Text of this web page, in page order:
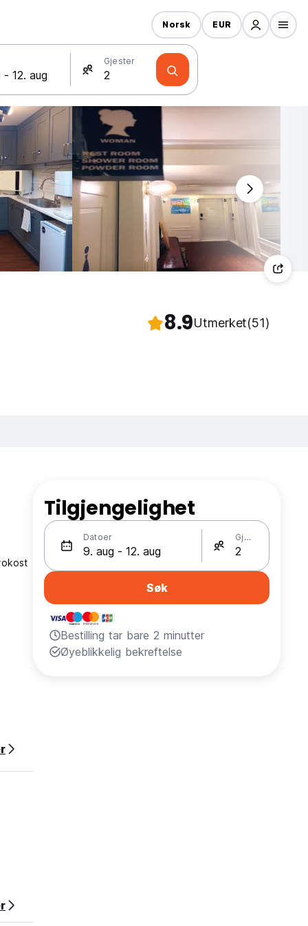
Gjester
Norsk EUR
8.9Utmerket(51)
Tilgjengelighet
Datoer Gjester
Søk
Bestilling tar bare 2 minutter
Øyeblikkelig bekreftelse